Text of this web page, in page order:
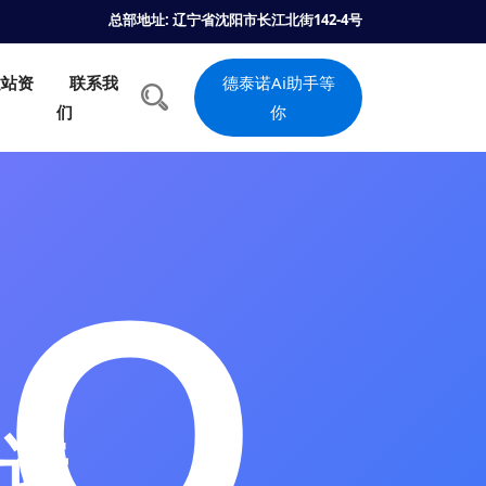
总部地址: 辽宁省沈阳市长江北街142-4号
资
联系我
们
德泰诺Ai助手等
你